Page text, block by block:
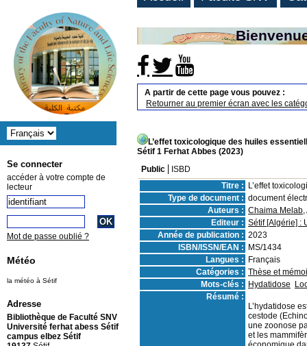
A partir de cette page vous pouvez :
Retourner au premier écran avec les
L’effet toxicologique des huiles
Sétif 1 Ferhat Abbes (2023)
Public
ISBD
Titre :
L’effet
Type de document : document
Auteurs : Chaima Melab
Editeur : Sétif [Algérie] :
Année de publication : 2023
ISBN/ISSN/EAN :
MS/1434
Langues :
Français
Catégories : Thèse et
Mots-clés :
Hydatidose
Résumé :
L’hydatidose
cestode
une zoonose
et les
Se connecter
accéder à votre compte de
lecteur
Mot de passe oublié ?
Météo
la météo à Sétif
Adresse
Bibliothèque de Faculté SNV
Université ferhat abess Sétif
campus elbez Sétif